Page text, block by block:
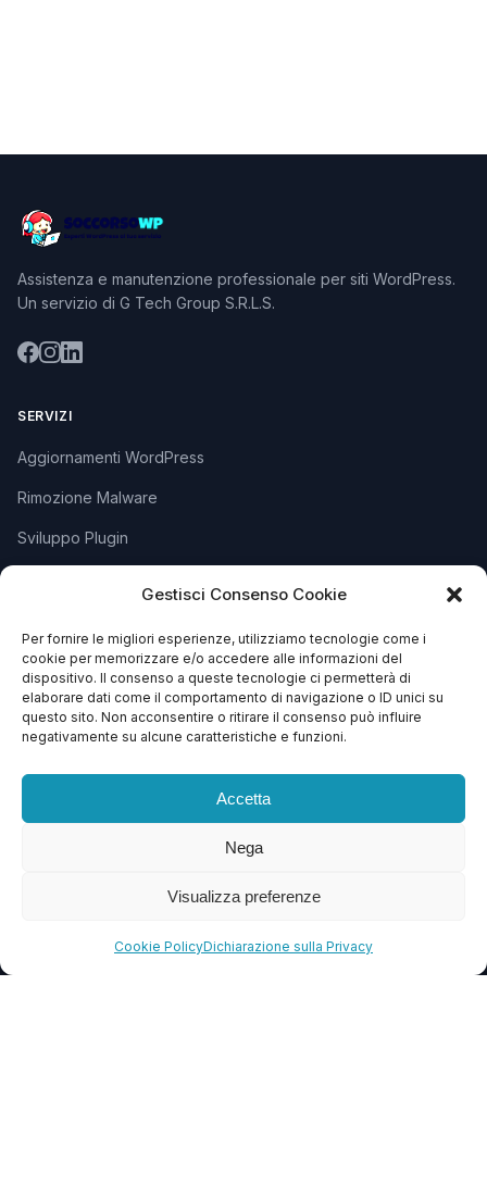
Gestisci Consenso Cookie
Per fornire le migliori esperienze, utilizziamo tecnologie come i
cookie per memorizzare e/o accedere alle informazioni del
dispositivo. Il consenso a queste tecnologie ci permetterà di
elaborare dati come il comportamento di navigazione o ID unici su
questo sito. Non acconsentire o ritirare il consenso può influire
negativamente su alcune caratteristiche e funzioni.
Accetta
Nega
Visualizza preferenze
Cookie PolicyDichiarazione sulla Privacy
Assistenza e manutenzione professionale per siti WordPress.
Un servizio di G Tech Group S.R.L.S.
SERVIZI
Aggiornamenti WordPress
Rimozione Malware
Sviluppo Plugin
SUPPORTO
Apri Ticket
Contattaci
Blog
+39 0245076840